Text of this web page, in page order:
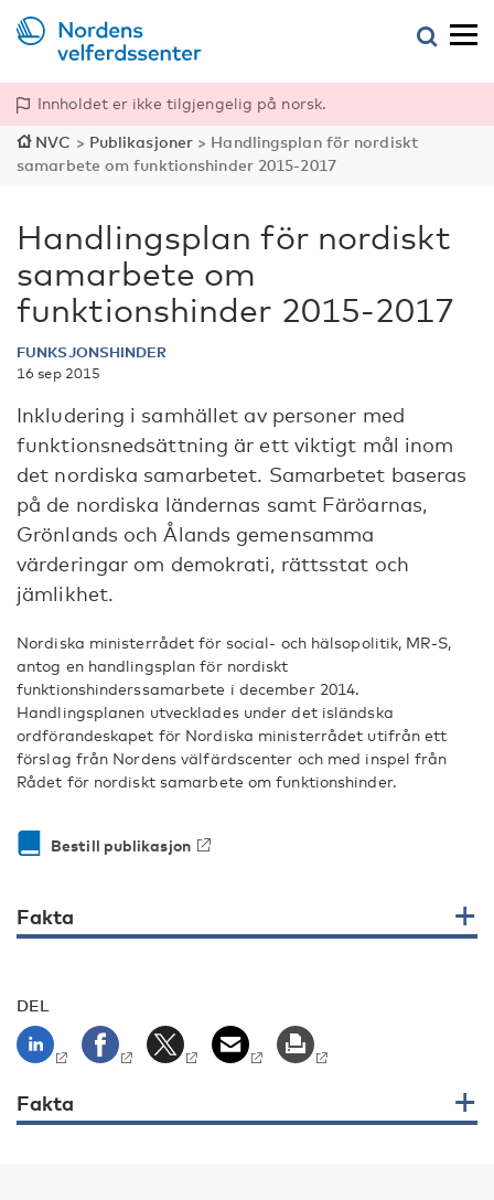
Innholdet er ikke tilgjengelig på norsk.
NVC > Publikasjoner > Handlingsplan för nordiskt
samarbete om funktionshinder 2015-2017
Handlingsplan för nordiskt
samarbete om
funktionshinder 2015-2017
FUNKSJONSHINDER
16 sep 2015
Inkludering i samhället av personer med
funktionsnedsättning är ett viktigt mål inom
det nordiska samarbetet. Samarbetet baseras
på de nordiska ländernas samt Färöarnas,
Grönlands och Ålands gemensamma
värderingar om demokrati, rättsstat och
jämlikhet.
Nordiska ministerrådet för social- och hälsopolitik, MR-S,
antog en handlingsplan för nordiskt
funktionshinderssamarbete i december 2014.
Handlingsplanen utvecklades under det isländska
ordförandeskapet för Nordiska ministerrådet utifrån ett
förslag från Nordens välfärdscenter och med inspel från
Rådet för nordiskt samarbete om funktionshinder.
Bestill publikasjon
Fakta
DEL
Fakta